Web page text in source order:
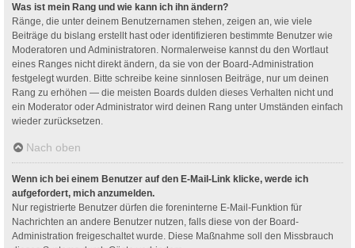
Was ist mein Rang und wie kann ich ihn ändern?
Ränge, die unter deinem Benutzernamen stehen, zeigen an, wie viele
Beiträge du bislang erstellt hast oder identifizieren bestimmte Benutzer wie
Moderatoren und Administratoren. Normalerweise kannst du den Wortlaut
eines Ranges nicht direkt ändern, da sie von der Board-Administration
festgelegt wurden. Bitte schreibe keine sinnlosen Beiträge, nur um deinen
Rang zu erhöhen — die meisten Boards dulden dieses Verhalten nicht und
ein Moderator oder Administrator wird deinen Rang unter Umständen einfach
wieder zurücksetzen.
Nach oben
Wenn ich bei einem Benutzer auf den E-Mail-Link klicke, werde ich
aufgefordert, mich anzumelden.
Nur registrierte Benutzer dürfen die foreninterne E-Mail-Funktion für
Nachrichten an andere Benutzer nutzen, falls diese von der Board-
Administration freigeschaltet wurde. Diese Maßnahme soll den Missbrauch